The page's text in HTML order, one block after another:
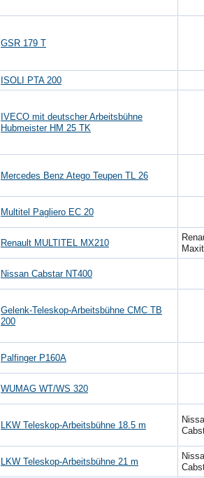
GSR 179 T
ISOLI PTA 200
IVECO mit deutscher Arbeitsbühne
Hubmeister HM 25 TK
Mercedes Benz Atego Teupen TL 26
Multitel Pagliero EC 20
Renault MULTITEL MX210
Nissan Cabstar NT400
Gelenk-Teleskop-Arbeitsbühne CMC TB
200
Palfinger P160A
WUMAG WT/WS 320
LKW Teleskop-Arbeitsbühne 18.5 m
LKW Teleskop-Arbeitsbühne 21 m